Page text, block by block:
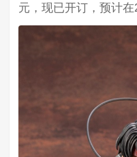
元，现已开订，预计在